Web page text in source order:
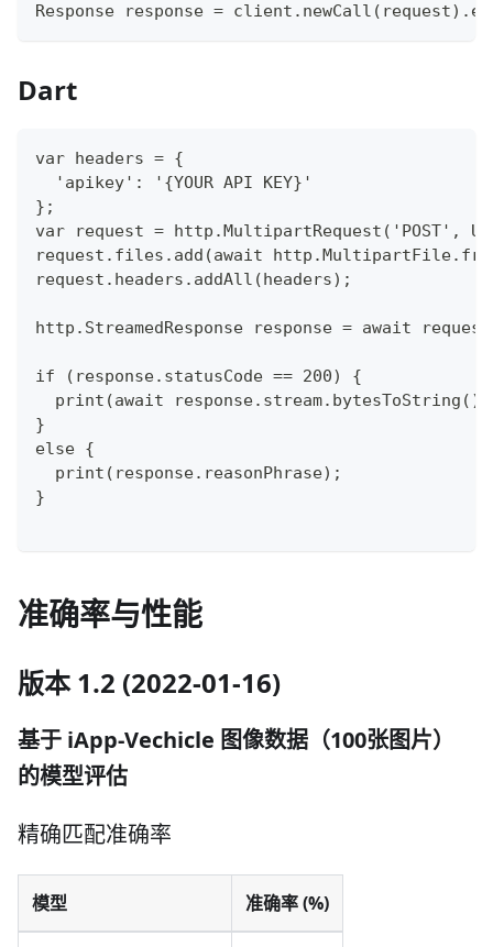
Response response =
Dart
var headers = {
  'apikey': '{YOUR API KEY}'
};
var request =
request.files.add(await
request.headers.addAll(headers);
http.StreamedResponse response = await
if (response.statusCode == 200) {
print(await
}
else {
  print(response.reasonPhrase);
}
准确率与性能
版本 1.2 (2022-01-16)
基于 iApp-Vechicle 图像数据（100张图片）
的模型评估
精确匹配准确率
模型 准确率 (%)